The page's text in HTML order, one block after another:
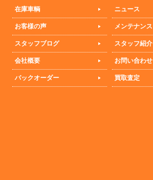
在庫車輌
ニュース
お客様の声 メンテナンス
スタッフブログ スタッフ紹介
会社概要 お問い合わせ
バックオーダー 買取査定